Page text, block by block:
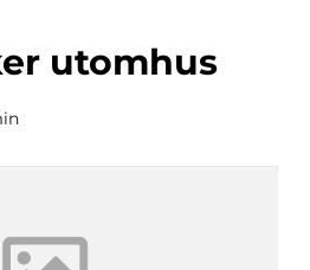
utomhus